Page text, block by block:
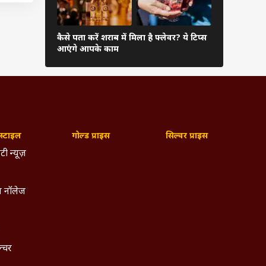
के
कैसे पता करें शराब में मिला है फ्लेवर? ये टिप्स
आएंगे आपके काम
न्यूज़
नॉलेज
गोल्ड प्राइस सिल्वर प्राइस